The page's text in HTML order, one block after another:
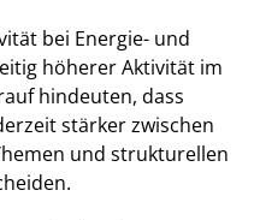
bei Energie- und
höherer Aktivität im
hindeuten, dass
stärker zwischen
und strukturellen